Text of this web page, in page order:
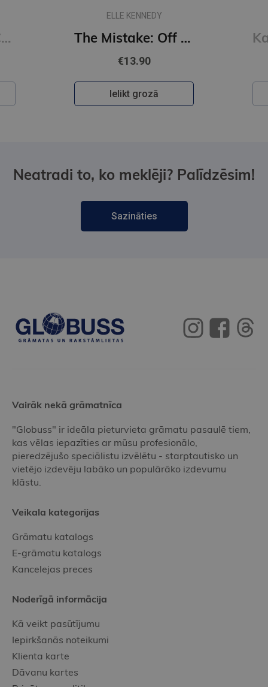
The Score : Off Campus Series #3
ELLE KENNEDY
The Mistake: Off Campus Series #2
€13.90
Ielikt grozā
Neatradi to, ko meklēji? Palīdzēsim!
Sazināties
Vairāk nekā grāmatnīca
"Globuss" ir ideāla pieturvieta grāmatu pasaulē tiem,
kas vēlas iepazīties ar mūsu profesionālo,
pieredzējušo speciālistu izvēlētu - starptautisko un
vietējo izdevēju labāko un populārāko izdevumu
klāstu.
Veikala kategorijas
Grāmatu katalogs
E-grāmatu katalogs
Kancelejas preces
Noderīgā informācija
Kā veikt pasūtījumu
Iepirkšanās noteikumi
Klienta karte
Dāvanu kartes